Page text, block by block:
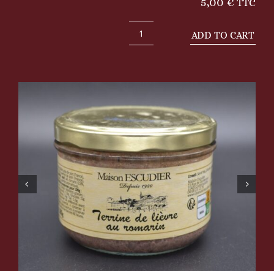
TTC
Terrine
romarin
quantity
ADD TO CART